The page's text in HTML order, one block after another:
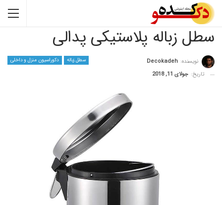
پلاستیکی پدالی
دکوراسیون منزل و داخلی
Decokadeh
جولای 11, 2018